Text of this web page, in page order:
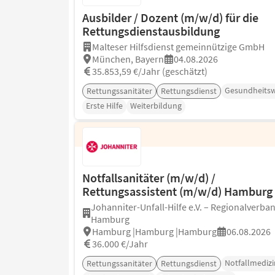
Ausbilder / Dozent (m/w/d) für die
Rettungsdienstausbildung
Malteser Hilfsdienst gemeinnützige GmbH
München, Bayern
04.08.2026
35.853,59 €/Jahr (geschätzt)
Rettungssanitäter Rettungsdienst
Erste Hilfe
Weiterbildung
Notfallsanitäter (m/w/d) /
Rettungsassistent (m/w/d) Hamburg
Johanniter-Unfall-Hilfe e.V. –
Hamburg
Hamburg |Hamburg |Hamburg
06.08.2026
36.000 €/Jahr
Rettungssanitäter Rettungsdienst